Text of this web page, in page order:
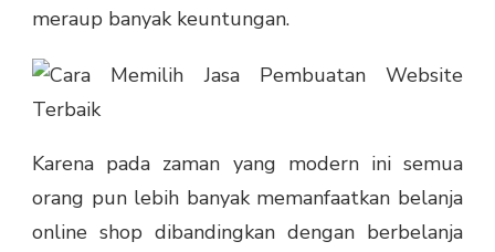
meraup banyak keuntungan.
Karena pada zaman yang modern ini semua
orang pun lebih banyak memanfaatkan belanja
online shop dibandingkan dengan berbelanja